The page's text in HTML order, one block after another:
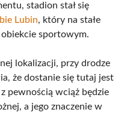
stadion stał się
Lubin, który na stałe
sportowym.
lokalizacji, przy drodze
że dostanie się tutaj jest
pewnością wciąż będzie
a jego znaczenie w